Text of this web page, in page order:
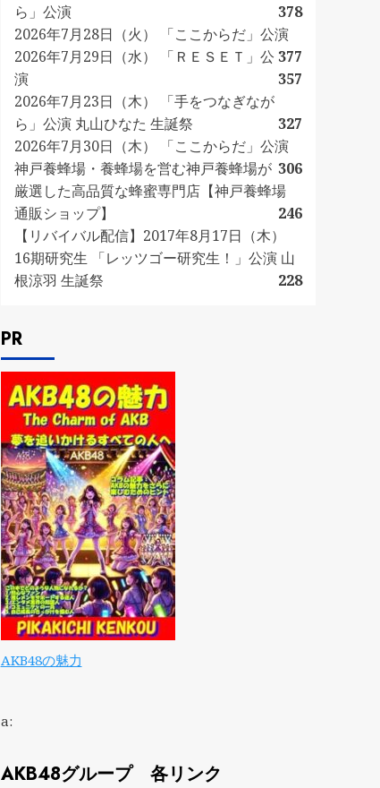
ら」公演
378
2026年7月28日（火） 「ここからだ」公演
377
2026年7月29日（水） 「ＲＥＳＥＴ」公
演
357
2026年7月23日（木） 「手をつなぎなが
ら」公演 丸山ひなた 生誕祭
327
2026年7月30日（木） 「ここからだ」公演
306
神戸養蜂場・養蜂場を営む神戸養蜂場が
厳選した高品質な蜂蜜専門店【神戸養蜂場
通販ショップ】
246
【リバイバル配信】2017年8月17日（木）
16期研究生 「レッツゴー研究生！」公演 山
根涼羽 生誕祭
228
PR
AKB48の魅力
a:
AKB48グループ 各リンク